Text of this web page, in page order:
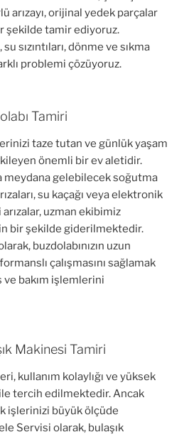
arızayı, orijinal yedek parçalar
şekilde tamir ediyoruz.
sızıntıları, dönme ve sıkma
problemi çözüyoruz.
Tamiri
taze tutan ve günlük yaşam
önemli bir ev aletidir.
meydana gelebilecek soğutma
su kaçağı veya elektronik
uzman ekibimiz
bir şekilde giderilmektedir.
buzdolabınızın uzun
çalışmasını sağlamak
bakım işlemlerini
Makinesi Tamiri
kullanım kolaylığı ve yüksek
tercih edilmektedir. Ancak
işlerinizi büyük ölçüde
Servisi olarak, bulaşık